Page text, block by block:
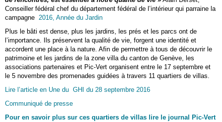
Conseiller fédéral chef du département fédéral de l’intérieur qui parraine la
campagne 2016, Année du Jardin
Plus le bâti est dense, plus les jardins, les prés et les parcs ont de
l’importance. Ils préservent la qualité de vie, forgent une identité et
accordent une place à la nature. Afin de permettre à tous de découvrir le
patrimoine et les jardins de la zone villa du canton de Genève, les
associations partenaires et Pic-Vert organisent entre le 17 septembre et
le 5 novembre des promenades guidées à travers 11 quartiers de villas.
Lire l’article en Une du GHI du 28 septembre 2016
Communiqué de presse
Pour en savoir plus sur ces quartiers de villas lire le journal Pic-Vert